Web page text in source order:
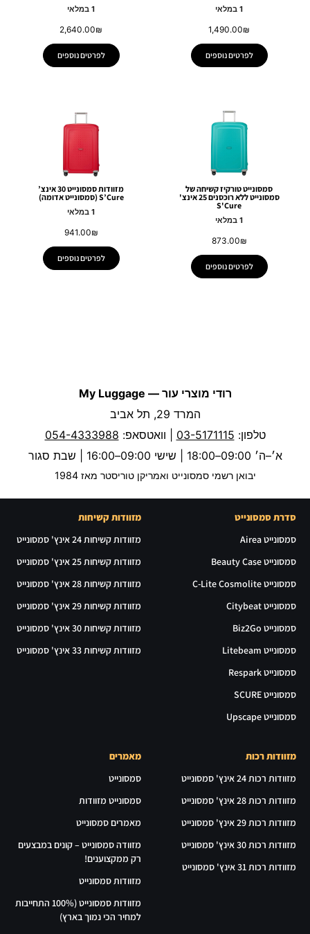
1 במלאי
1,490.00₪
לפרטים נוספים
1 במלאי
2,640.00₪
לפרטים נוספים
סמסונייט טורקיז קשיחה של
סמסונייט ללא רוכסנים 25 אינצ'
S'Cure
1 במלאי
873.00₪
לפרטים נוספים
מזוודות סמסונייט 30 אינצ’
S’Cure (סמסונייט אדומה)
1 במלאי
941.00₪
לפרטים נוספים
רודי מוצרי עור — My Luggage
המרד 29, תל אביב
טלפון: 03-5171115 | וואטסאפ: 054-4333988
א׳–ה׳ 09:00–18:00 | שישי 09:00–16:00 | שבת סגור
יבואן רשמי סמסונייט ואמריקן טוריסטר מאז 1984
סדרת סמסונייט
סמסונייט Airea
סמסונייט Beauty Case
סמסונייט C-Lite Cosmolite
סמסונייט Citybeat
סמסונייט Biz2Go
סמסונייט Litebeam
סמסונייט Respark
סמסונייט SCURE
סמסונייט Upscape
מזוודות קשיחות
מזוודות קשיחות 24 אינץ' סמסונייט
מזוודות קשיחות 25 אינץ' סמסונייט
מזוודות קשיחות 28 אינץ' סמסונייט
מזוודות קשיחות 29 אינץ' סמסונייט
מזוודות קשיחות 30 אינץ' סמסונייט
מזוודות קשיחות 33 אינץ' סמסונייט
מזוודות רכות
מזוודות רכות 24 אינץ' סמסונייט
מזוודות רכות 28 אינץ' סמסונייט
מזוודות רכות 29 אינץ' סמסונייט
מזוודות רכות 30 אינץ' סמסונייט
מזוודות רכות 31 אינץ' סמסונייט
מאמרים
סמסונייט
סמסונייט מזוודות
מאמרים סמסונייט
מזוודה סמסונייט – קונים במבצעים
רק ממקצוענים!
מזוודות סמסונייט
מזוודות סמסונייט (100% התחייבות
למחיר הכי נמוך בארץ)